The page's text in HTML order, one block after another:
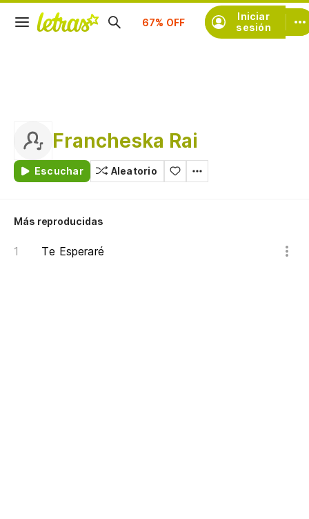
Iniciar
sesión
Suscríbete
Francheska Rai
Escuchar Aleatorio
Más reproducidas
Te Esperaré